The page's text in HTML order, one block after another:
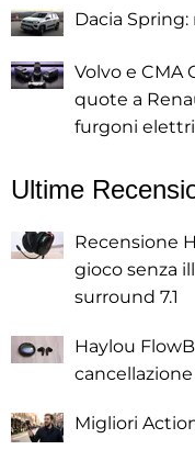
Dacia
Volvo e CMA
quote a
furgoni
Ultime
Recensione
gioco senza
surround 7.1
Haylou
Migliori